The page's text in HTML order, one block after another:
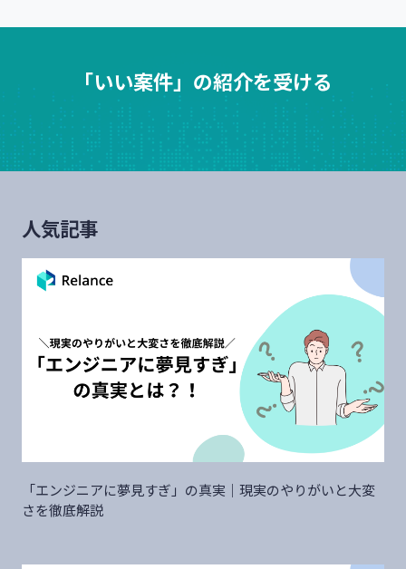
「いい案件」の紹介を受ける
人気記事
「エンジニアに夢見すぎ」の真実｜現実のやりがいと大変
さを徹底解説